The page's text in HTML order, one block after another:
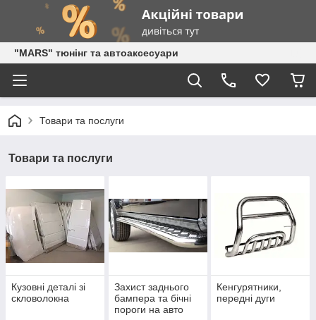
"MARS" тюнінг та автоаксесуари
Товари та послуги
Товари та послуги
Кузовні деталі зі
скловолокна
Захист заднього
бампера та бічні
пороги на авто
Кенгурятники,
передні дуги